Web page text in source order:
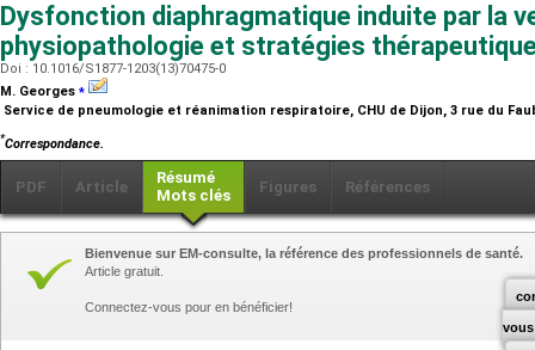
Dysfonction diaphragmatique induite par la
physiopathologie et stratégies
Doi : 10.1016/S1877-1203(13)70475-0
M. Georges ⁎
Service de pneumologie et réanimation respiratoire, CHU de Dijon, 3 rue du
*Correspondance.
PDF Article
Résumé
Mots clés
Figures Références
vous
Bienvenue sur EM-consulte, la référence des professionnels de santé.
Article gratuit.
Connectez-vous pour en bénéficier!